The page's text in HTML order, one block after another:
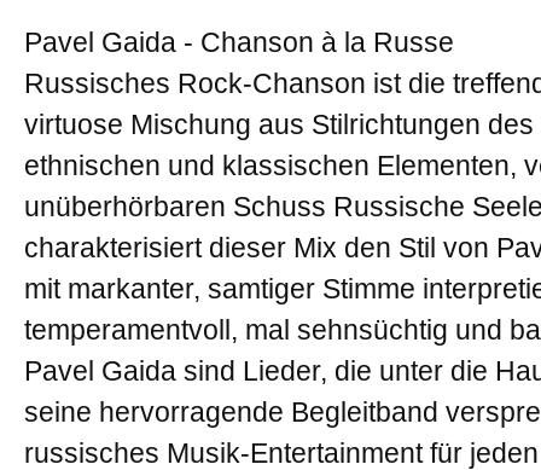
Pavel Gaida - Chanson à la Russe
Russisches Rock-Chanson ist die
virtuose Mischung aus Stilrichtungen
ethnischen und klassischen Elementen,
unüberhörbaren Schuss Russische
charakterisiert dieser Mix den Stil von
mit markanter, samtiger Stimme
temperamentvoll, mal sehnsüchtig und
Pavel Gaida sind Lieder, die unter die
seine hervorragende Begleitband
russisches Musik-Entertainment für